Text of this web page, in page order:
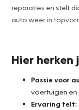
reparaties en stelt
auto weer in
Hier herken
Passie voor
voertuigen en
Ervaring telt: